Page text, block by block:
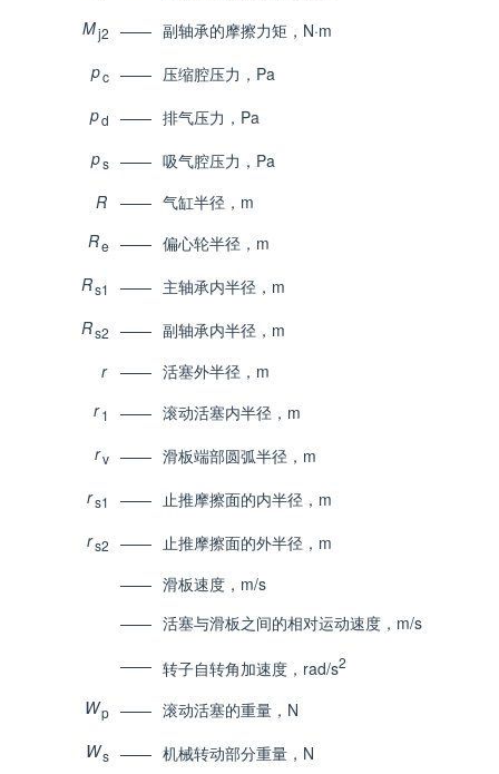
Mj2 —— 副轴承的摩擦力矩，N·m
pc —— 压缩腔压力，Pa
pd —— 排气压力，Pa
ps —— 吸气腔压力，Pa
R
—— 气缸半径，m
Re —— 偏心轮半径，m
Rs1 —— 主轴承内半径，m
Rs2 —— 副轴承内半径，m
r
—— 活塞外半径，m
r 1 —— 滚动活塞内半径，m
rv —— 滑板端部圆弧半径，m
rs1 ——
止推摩擦面的内半径，m
rs2 ——
止推摩擦面的外半径，m
—— 滑板速度，m/s
—— 活塞与滑板之间的相对运动速度，m/s
—— 转子自转角加速度，rad/s2
Wp —— 滚动活塞的重量，N
Ws —— 机械转动部分重量，N